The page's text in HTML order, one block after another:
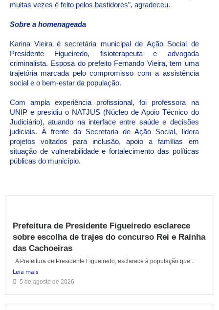
muitas vezes é feito pelos bastidores”, agradeceu.
Sobre a homenageada
Karina Vieira é secretária municipal de Ação Social de
Presidente Figueiredo, fisioterapeuta e advogada
criminalista. Esposa do prefeito Fernando Vieira, tem uma
trajetória marcada pelo compromisso com a assistência
social e o bem-estar da população.
Com ampla experiência profissional, foi professora na
UNIP e presidiu o NATJUS (Núcleo de Apoio Técnico do
Judiciário), atuando na interface entre saúde e decisões
judiciais. À frente da Secretaria de Ação Social, lidera
projetos voltados para inclusão, apoio a famílias em
situação de vulnerabilidade e fortalecimento das políticas
públicas do município.
Prefeitura de Presidente Figueiredo esclarece
sobre escolha de trajes do concurso Rei e Rainha
das Cachoeiras
A Prefeitura de Presidente Figueiredo, esclarece à população que...
Leia mais
5 de agosto de 2026